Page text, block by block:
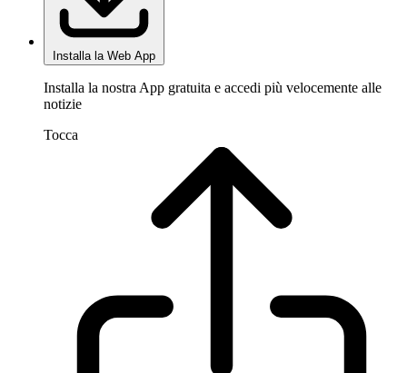
Installa la Web App
Installa la nostra App gratuita e accedi più velocemente alle
notizie
Tocca